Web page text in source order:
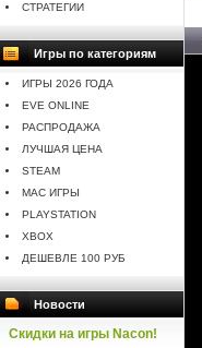
СТРАТЕГИИ
Игры по категориям
ИГРЫ 2026 ГОДА
EVE ONLINE
РАСПРОДАЖА
ЛУЧШАЯ ЦЕНА
STEAM
MAC ИГРЫ
PLAYSTATION
XBOX
ДЕШЕВЛЕ 100 РУБ
Новости
Скидки на игры Nacon!